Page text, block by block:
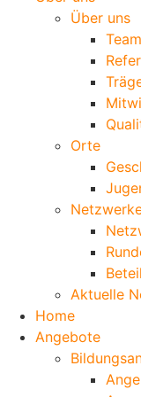
Über uns
Orte
Aktuelle
Home
Angebote